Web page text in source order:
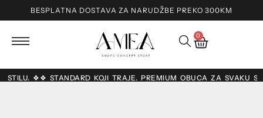
BESPLATNA DOSTAVA ZA NARUDŽBE PREKO 300KM
0
❖❖ STANDARD KOJI TRAJE. PREMIUM OBUĆA ZA SVAKU